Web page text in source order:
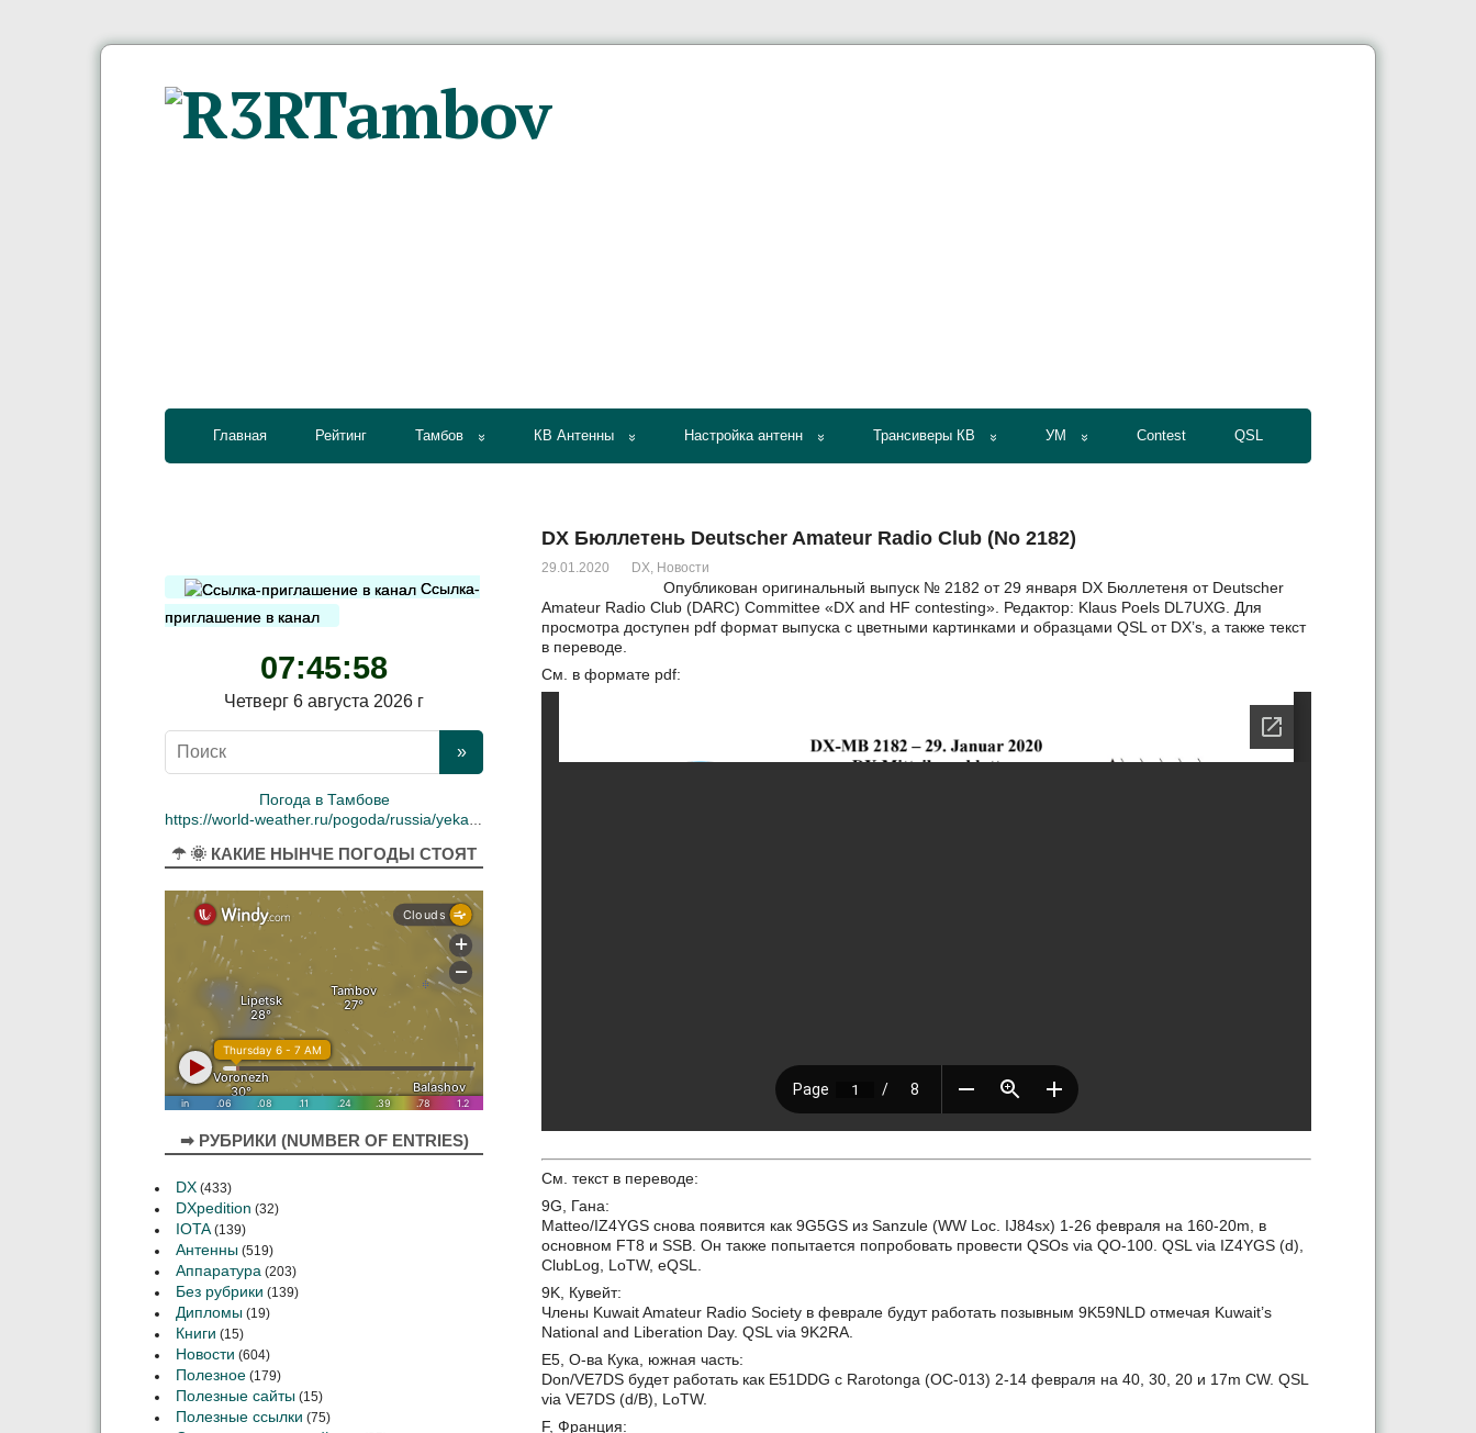
Главная Рейтинг Тамбов КВ Антенны Настройка антенн Трансиверы КВ УМ Contest QSL
DX Бюллетень Deutscher Amateur Radio Club (No 2182)
29.01.2020 DX, Новости
Опубликован оригинальный выпуск № 2182 от 29 января DX Бюллетеня от Deutscher
Amateur Radio Club (DARC) Committee «DX and HF contesting». Редактор: Klaus Poels DL7UXG. Для
просмотра доступен pdf формат выпуска с цветными картинками и образцами QSL от DX’s, а также текст
в переводе.
См. в формате pdf:
См. текст в переводе:
9G, Гана:
Matteo/IZ4YGS снова появится как 9G5GS из Sanzule (WW Loc. IJ84sx) 1-26 февраля на 160-20m, в
основном FT8 и SSB. Он также попытается попробовать провести QSOs via QO-100. QSL via IZ4YGS (d),
ClubLog, LoTW, eQSL.
9K, Кувейт:
Члены Kuwait Amateur Radio Society в феврале будут работать позывным 9K59NLD отмечая Kuwait’s
National and Liberation Day. QSL via 9K2RA.
E5, О-ва Кука, южная часть:
Don/VE7DS будет работать как E51DDG с Rarotonga (OC-013) 2-14 февраля на 40, 30, 20 и 17m CW. QSL
via VE7DS (d/B), LoTW.
F, Франция:
Ссылка-
приглашение в канал
07:45:59
Четверг 6 августа 2026 г
Погода в Тамбове
https://world-weather.ru/pogoda/russia/yekaterinburg/
☂ 🌞 КАКИЕ НЫНЧЕ ПОГОДЫ СТОЯТ
➡ РУБРИКИ (NUMBER OF ENTRIES)
DX (433)
DXpedition (32)
IOTA (139)
Антенны (519)
Аппаратура (203)
Без рубрики (139)
Дипломы (19)
Книги (15)
Новости (604)
Полезное (179)
Полезные сайты (15)
Полезные ссылки (75)